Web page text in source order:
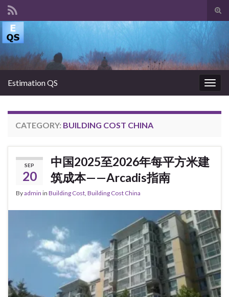
Search for:
Estimation QS
CATEGORY: BUILDING COST CHINA
SEP
20
中国2025至2026年每平方米建
筑成本——Arcadis指南
Byadmin in Building Cost Building Cost China